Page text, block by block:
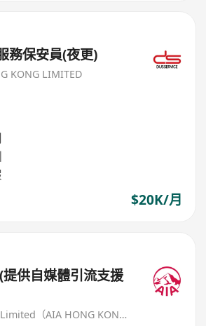
務保安員(夜更)
KONG LIMITED
$20K/月
供自媒體引流支援
AIA International Limited（AIA HONG KONG）